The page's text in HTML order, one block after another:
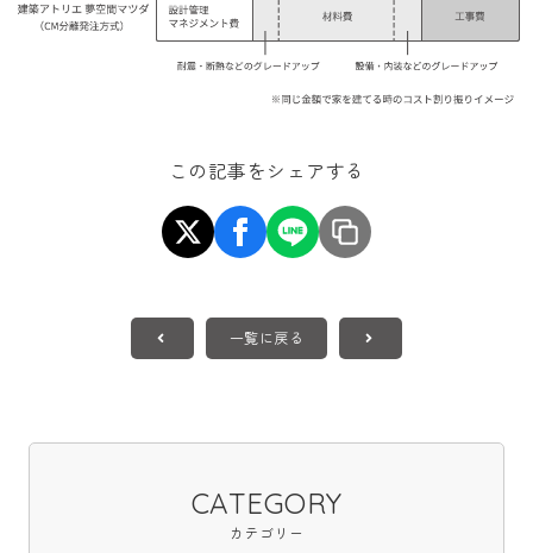
この記事をシェアする
一覧に戻る
CATEGORY
カテゴリー